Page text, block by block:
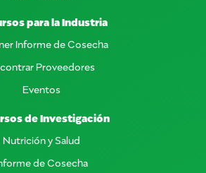
para la Industria
Informe de Cosecha
Proveedores
Eventos
de Investigación
Nutrición y Salud
de Cosecha